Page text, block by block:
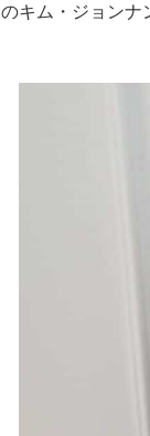
のキム・ジョンナ